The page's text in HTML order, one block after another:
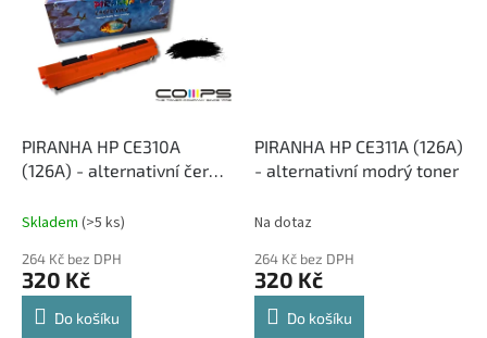
PIRANHA HP CE310A
(126A) - alternativní černý
Skladem (>5 ks)
264 Kč bez DPH
320 Kč
Do košíku
PIRANHA HP CE311A (126A)
- alternativní modrý toner
Na dotaz
264 Kč bez DPH
320 Kč
Do košíku